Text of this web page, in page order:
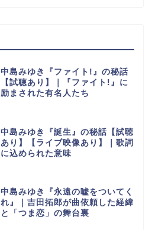
中島みゆき『ファイト!』の秘話
【試聴あり】｜『ファイト!』に
励まされた有名人たち
中島みゆき『誕生』の秘話【試聴
あり】【ライブ映像あり】｜歌詞
に込められた意味
中島みゆき『永遠の嘘をついてく
れ』｜吉田拓郎が曲依頼した経緯
と「つま恋」の舞台裏